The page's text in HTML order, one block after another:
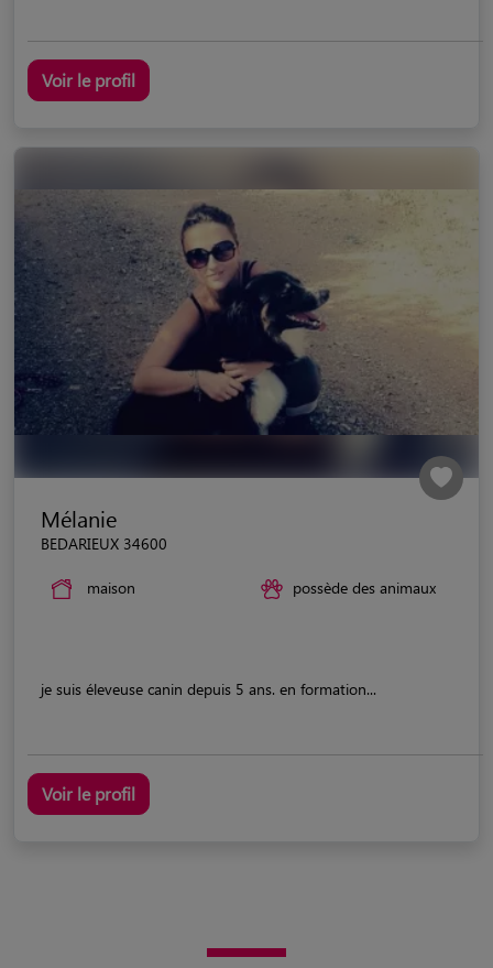
Voir le profil
Mélanie
BEDARIEUX 34600
maison possède des animaux
je suis éleveuse canin depuis 5 ans. en formation...
Voir le profil